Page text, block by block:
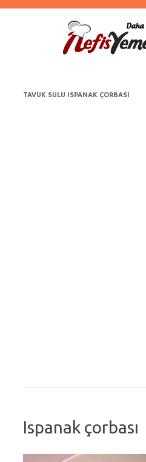
TAVUK SULU ISPANAK ÇORBASI
Ispanak çorbası